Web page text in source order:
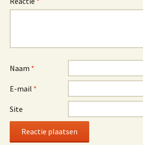
Naam *
E-mail *
Site